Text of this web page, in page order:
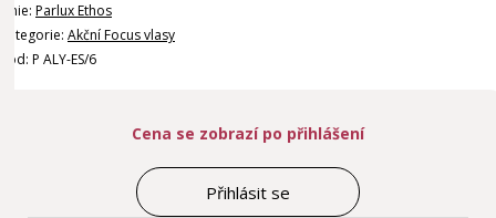
Linie: Parlux Ethos
Kategorie: Akční Focus vlasy
Kód: P ALY-ES/6
Cena se zobrazí po přihlášení
Přihlásit se